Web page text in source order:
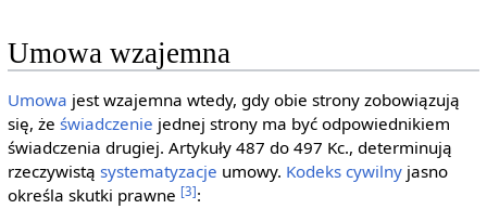
Umowa wzajemna
Umowa jest wzajemna wtedy, gdy obie strony zobowiązują
się, że świadczenie jednej strony ma być odpowiednikiem
świadczenia drugiej. Artykuły 487 do 497 Kc., determinują
rzeczywistą systematyzacje umowy. Kodeks cywilnyjasno
określa skutki prawne [3]: